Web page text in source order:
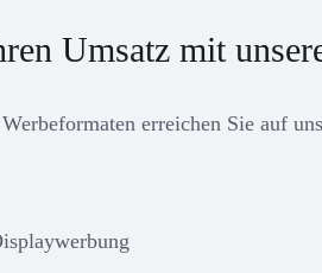
Umsatz mit
erreichen Sie auf